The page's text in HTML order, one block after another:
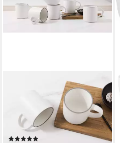
Becher Kaffeebecher Ylvii,
6er Set, 6-tlg., Steinzeug,
spülmaschinenfest und
mikrowellengeeignet, 350 ml